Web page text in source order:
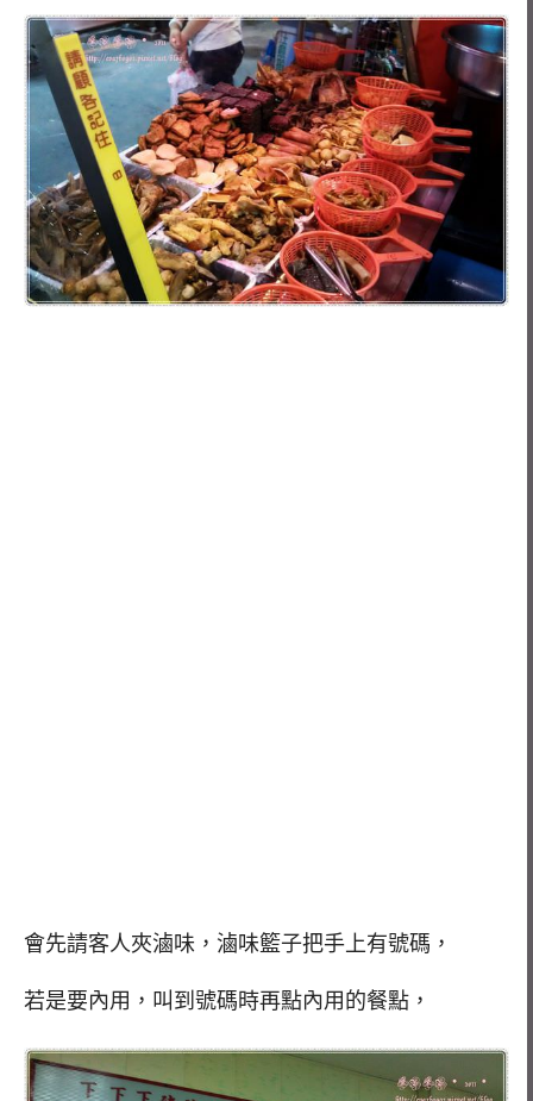
會先請客人夾滷味，滷味籃子把手上有號碼，
若是要內用，叫到號碼時再點內用的餐點，